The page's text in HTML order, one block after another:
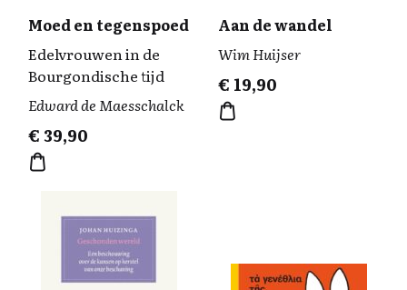
Moed en tegenspoed
Edelvrouwen in de
Bourgondische tijd
Edward de Maesschalck
€39,90
Aan de wandel
Wim Huijser
€ 19,90